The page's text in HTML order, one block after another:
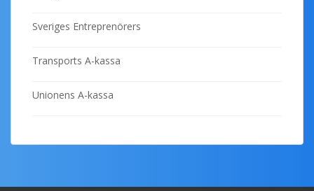
Sveriges Entreprenörers
Transports A-kassa
Unionens A-kassa